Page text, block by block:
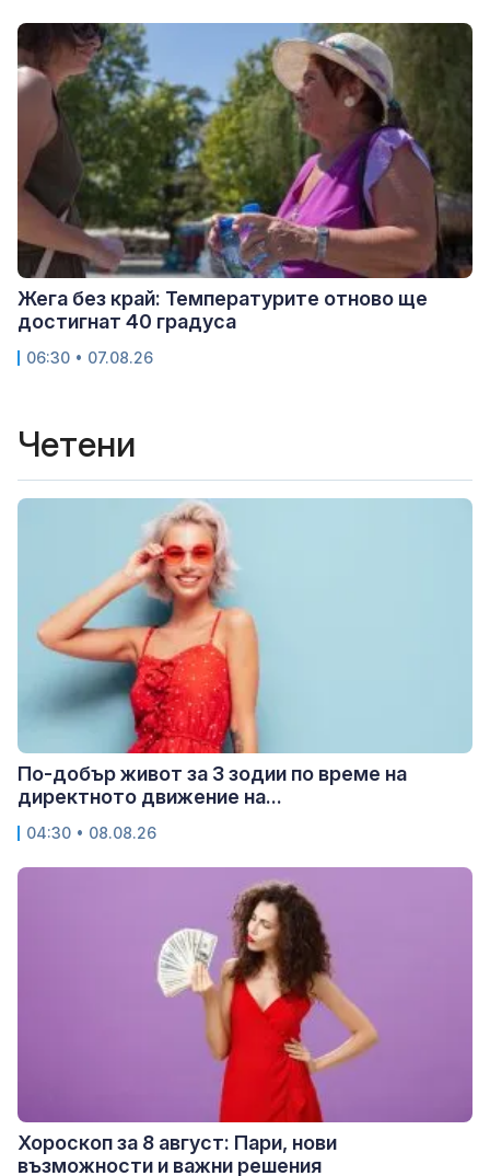
Жега без край: Температурите отново ще
достигнат 40 градуса
06:30 • 07.08.26
Четени
По-добър живот за 3 зодии по време на
директното движение на...
04:30 • 08.08.26
Хороскоп за 8 август: Пари, нови
възможности и важни решения